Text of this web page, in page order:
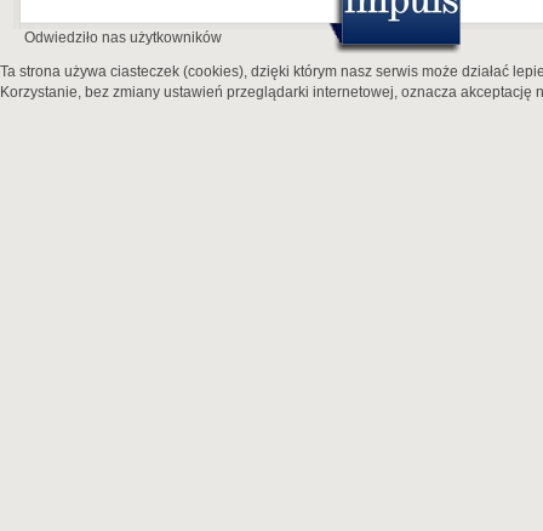
Odwiedziło nas użytkowników
Ta strona używa ciasteczek (cookies), dzięki którym nasz serwis może działać
Korzystanie, bez zmiany ustawień przeglądarki internetowej, oznacza akceptację